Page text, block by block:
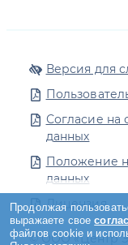
Версия для
Согласие на
данных
Положение
данных
Лицензия
© ООО «Центр